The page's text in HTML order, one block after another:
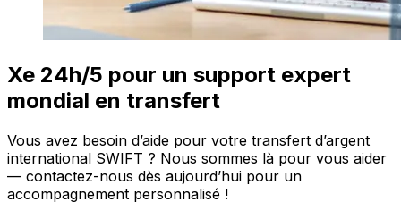
Xe 24h/5 pour un support expert
mondial en transfert
Vous avez besoin d’aide pour votre transfert d’argent
international SWIFT ? Nous sommes là pour vous aider
— contactez-nous dès aujourd’hui pour un
accompagnement personnalisé !